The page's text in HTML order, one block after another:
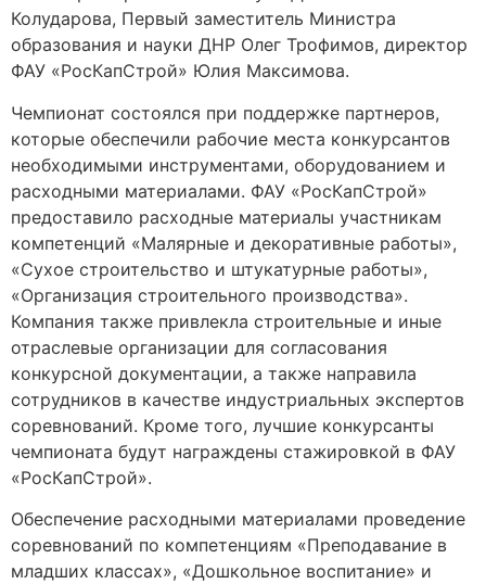
Колударова, Первый заместитель Министра
образования и науки ДНР Олег Трофимов, директор
ФАУ «РосКапСтрой» Юлия Максимова.
Чемпионат состоялся при поддержке партнеров,
которые обеспечили рабочие места конкурсантов
необходимыми инструментами, оборудованием и
расходными материалами. ФАУ «РосКапСтрой»
предоставило расходные материалы участникам
компетенций «Малярные и декоративные работы»,
«Сухое строительство и штукатурные работы»,
«Организация строительного производства».
Компания также привлекла строительные и иные
отраслевые организации для согласования
конкурсной документации, а также направила
сотрудников в качестве индустриальных экспертов
соревнований. Кроме того, лучшие конкурсанты
чемпионата будут награждены стажировкой в ФАУ
«РосКапСтрой».
Обеспечение расходными материалами проведение
соревнований по компетенциям «Преподавание в
младших классах», «Дошкольное воспитание» и